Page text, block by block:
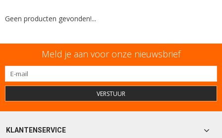
Geen producten gevonden!...
Meld je aan voor onze nieuwsbrief
VERSTUUR
KLANTENSERVICE